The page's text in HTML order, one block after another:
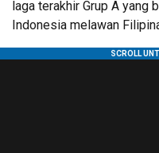
laga terakhir Grup A yang
Indonesia melawan